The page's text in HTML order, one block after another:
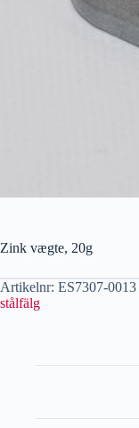
Zink vægte, 20g
Artikelnr: ES7307-0013
stålfälg